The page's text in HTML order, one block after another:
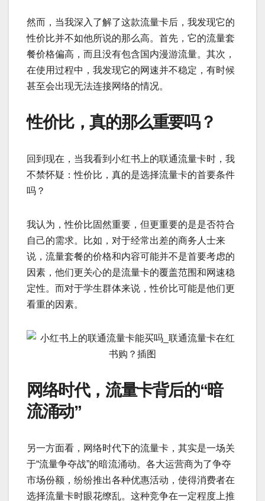
然而，当我深入了解了这款流量卡后，我发现它的
性价比并不如他所说的那么高。首先，它的流量套
餐价格偏高，而且没有包含国内漫游流量。其次，
在使用过程中，我发现它的网速并不稳定，有时候
甚至会出现无法连接网络的情况。
性价比，真的那么重要吗？
回到现在，当我看到小红书上的联通流量卡时，我
不禁怀疑：性价比，真的是选择流量卡的首要条件
吗？
我认为，性价比固然重要，但更重要的是是否符合
自己的需求。比如，对于经常出差的商务人士来
说，流量套餐的价格和内容可能并不是首要考虑的
因素，他们更关心的是流量卡的覆盖范围和网速稳
定性。而对于学生群体来说，性价比可能是他们更
看重的因素。
网络时代，流量卡背后的“暗
流涌动”
另一方面看，网络时代下的流量卡，其实是一场关
于“流量争夺战”的暗流涌动。各大运营商为了争夺
市场份额，纷纷推出各种优惠活动，使得消费者在
选择流量卡时眼花缭乱。这种竞争在一定程度上推